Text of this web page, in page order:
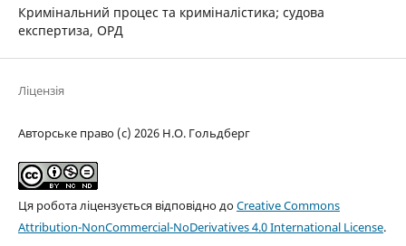
Кримінальний процес та криміналістика; судова
експертиза, ОРД
Ліцензія
Авторське право (c) 2026 Н.О. Гольдберг
Ця робота ліцензується відповідно доCreative Commons
Attribution-NonCommercial-NoDerivatives 4.0 International License.